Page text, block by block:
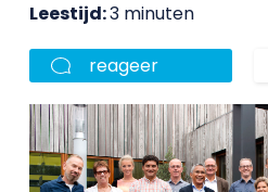
Leestijd:3 minuten
reageer